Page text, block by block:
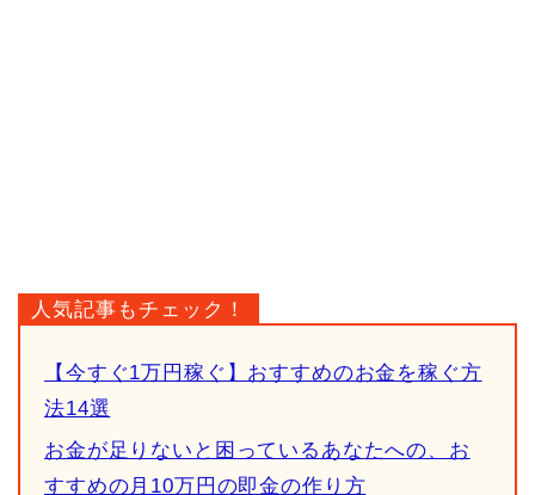
人気記事もチェック！
【今すぐ1万円稼ぐ】おすすめのお金を稼ぐ方
法14選
お金が足りないと困っているあなたへの、お
すすめの月10万円の即金の作り方